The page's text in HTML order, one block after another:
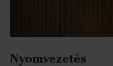
Nyomvezetés